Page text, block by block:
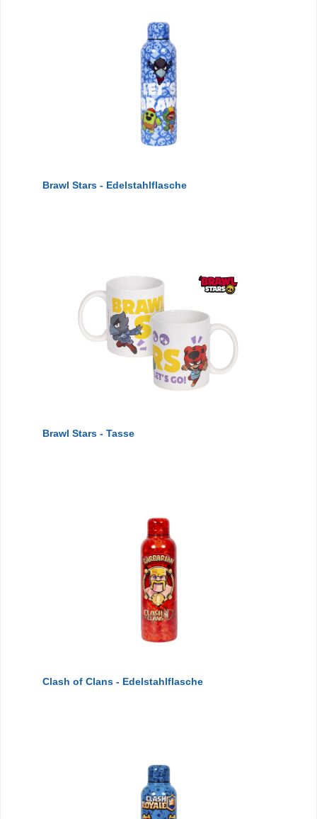
Brawl Stars - Edelstahlflasche
Brawl Stars - Tasse
Clash of Clans - Edelstahlflasche